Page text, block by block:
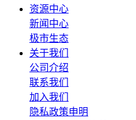
资源中心
新闻中心
极市生态
关于我们
公司介绍
联系我们
加入我们
隐私政策申明